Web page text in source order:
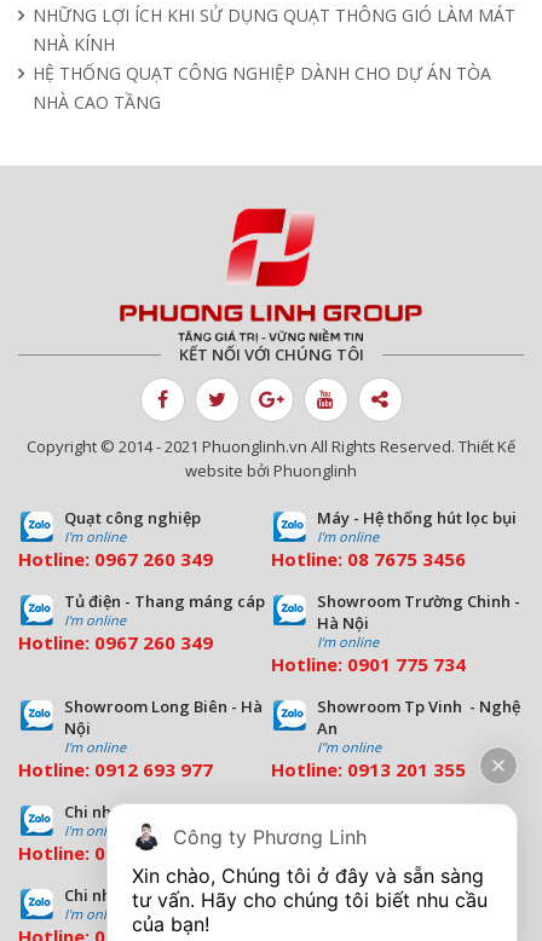
NHỮNG LỢI ÍCH KHI SỬ DỤNG QUẠT THÔNG GIÓ LÀM MÁT
NHÀ KÍNH
HỆ THỐNG QUẠT CÔNG NGHIỆP DÀNH CHO DỰ ÁN TÒA
NHÀ CAO TẦNG
KẾT NỐI VỚI CHÚNG TÔI
Copyright © 2014 - 2021 Phuonglinh.vn All Rights Reserved. Thiết Kế
website bởi Phuonglinh
Quạt công nghiệp
I'm online
Hotline: 0967 260 349
Máy - Hệ thống hút lọc bụi
I'm online
Hotline: 08 7675 3456
Tủ điện - Thang máng cáp
I'm online
Hotline: 0967 260 349
Showroom Trường Chinh -
Hà Nội
I'm online
Hotline: 0901 775 734
Showroom Long Biên - Hà
Nội
I'm online
Hotline: 0912 693 977
Showroom Tp Vinh - Nghệ
An
I''m online
Hotline: 0913 201 355
Chi nhánh Đà Nẵng
I'm online
Hotline: 0963 544 563
Chi nhánh Hồ Chí Minh
I'm online
Hotline:
Chi nhánh Bình Dương
I'm online
Công ty Phương Linh
Xin chào, Chúng tôi ở đây và sẵn sàng
tư vấn. Hãy cho chúng tôi biết nhu cầu